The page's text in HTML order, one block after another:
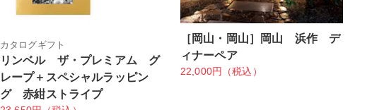
カタログギフト
リンベル ザ・プレミアム グ
レープ＋スペシャルラッピン
グ 赤紺ストライプ
［岡山・岡山］岡山 浜作 デ
ィナーペア
22,000円（税込）